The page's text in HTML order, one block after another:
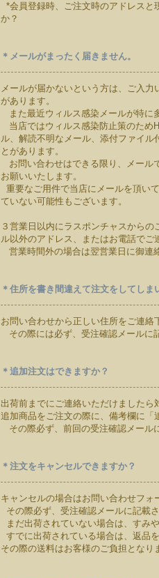
*会員登録時、ご注文時のアドレス
か？
＊メールがまったく届きません。
メールが届かないという方は、ご入
があります。
また最近ウィルス感染メールが特に
当店ではウィルス感染防止策のため
ル、解読不明なメール、添付ファイ
とがあります。
お問い合わせはできる限り、メール
お願いいたします。
重要なご用件で当店にメールを頂い
ていない可能性もございます。
３営業日以内にラスポンチャスから
ル以外のアドレス、またはお電話でご
営業時間外の場合は翌営業日に御連
＊住所を書き間違えて注文をしてしま
お問い合わせから正しい住所をご連絡
その際には必ず、受注確認メールに
＊追加注文はできますか？
出荷前までにご連絡いただけました
追加商品をご注文の際に、備考欄に
その際必ず、前回の受注確認メール
＊注文をキャンセルできますか？
キャンセルの場合はお問い合わせフォ
その際必ず、受注確認メールに記載
まだ出荷されていない場合は、すみ
すでに出荷されている場合は、返品
その際の送料はお客様のご負担となり